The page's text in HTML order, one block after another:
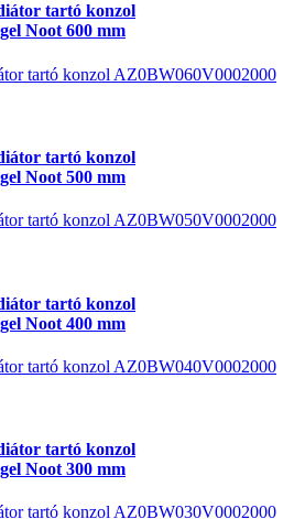
tartó konzol
Noot 600 mm
tartó konzol AZ0BW060V0002000
tartó konzol
Noot 500 mm
tartó konzol AZ0BW050V0002000
tartó konzol
Noot 400 mm
tartó konzol AZ0BW040V0002000
tartó konzol
Noot 300 mm
tartó konzol AZ0BW030V0002000